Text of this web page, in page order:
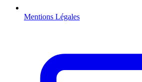
Mentions Légales